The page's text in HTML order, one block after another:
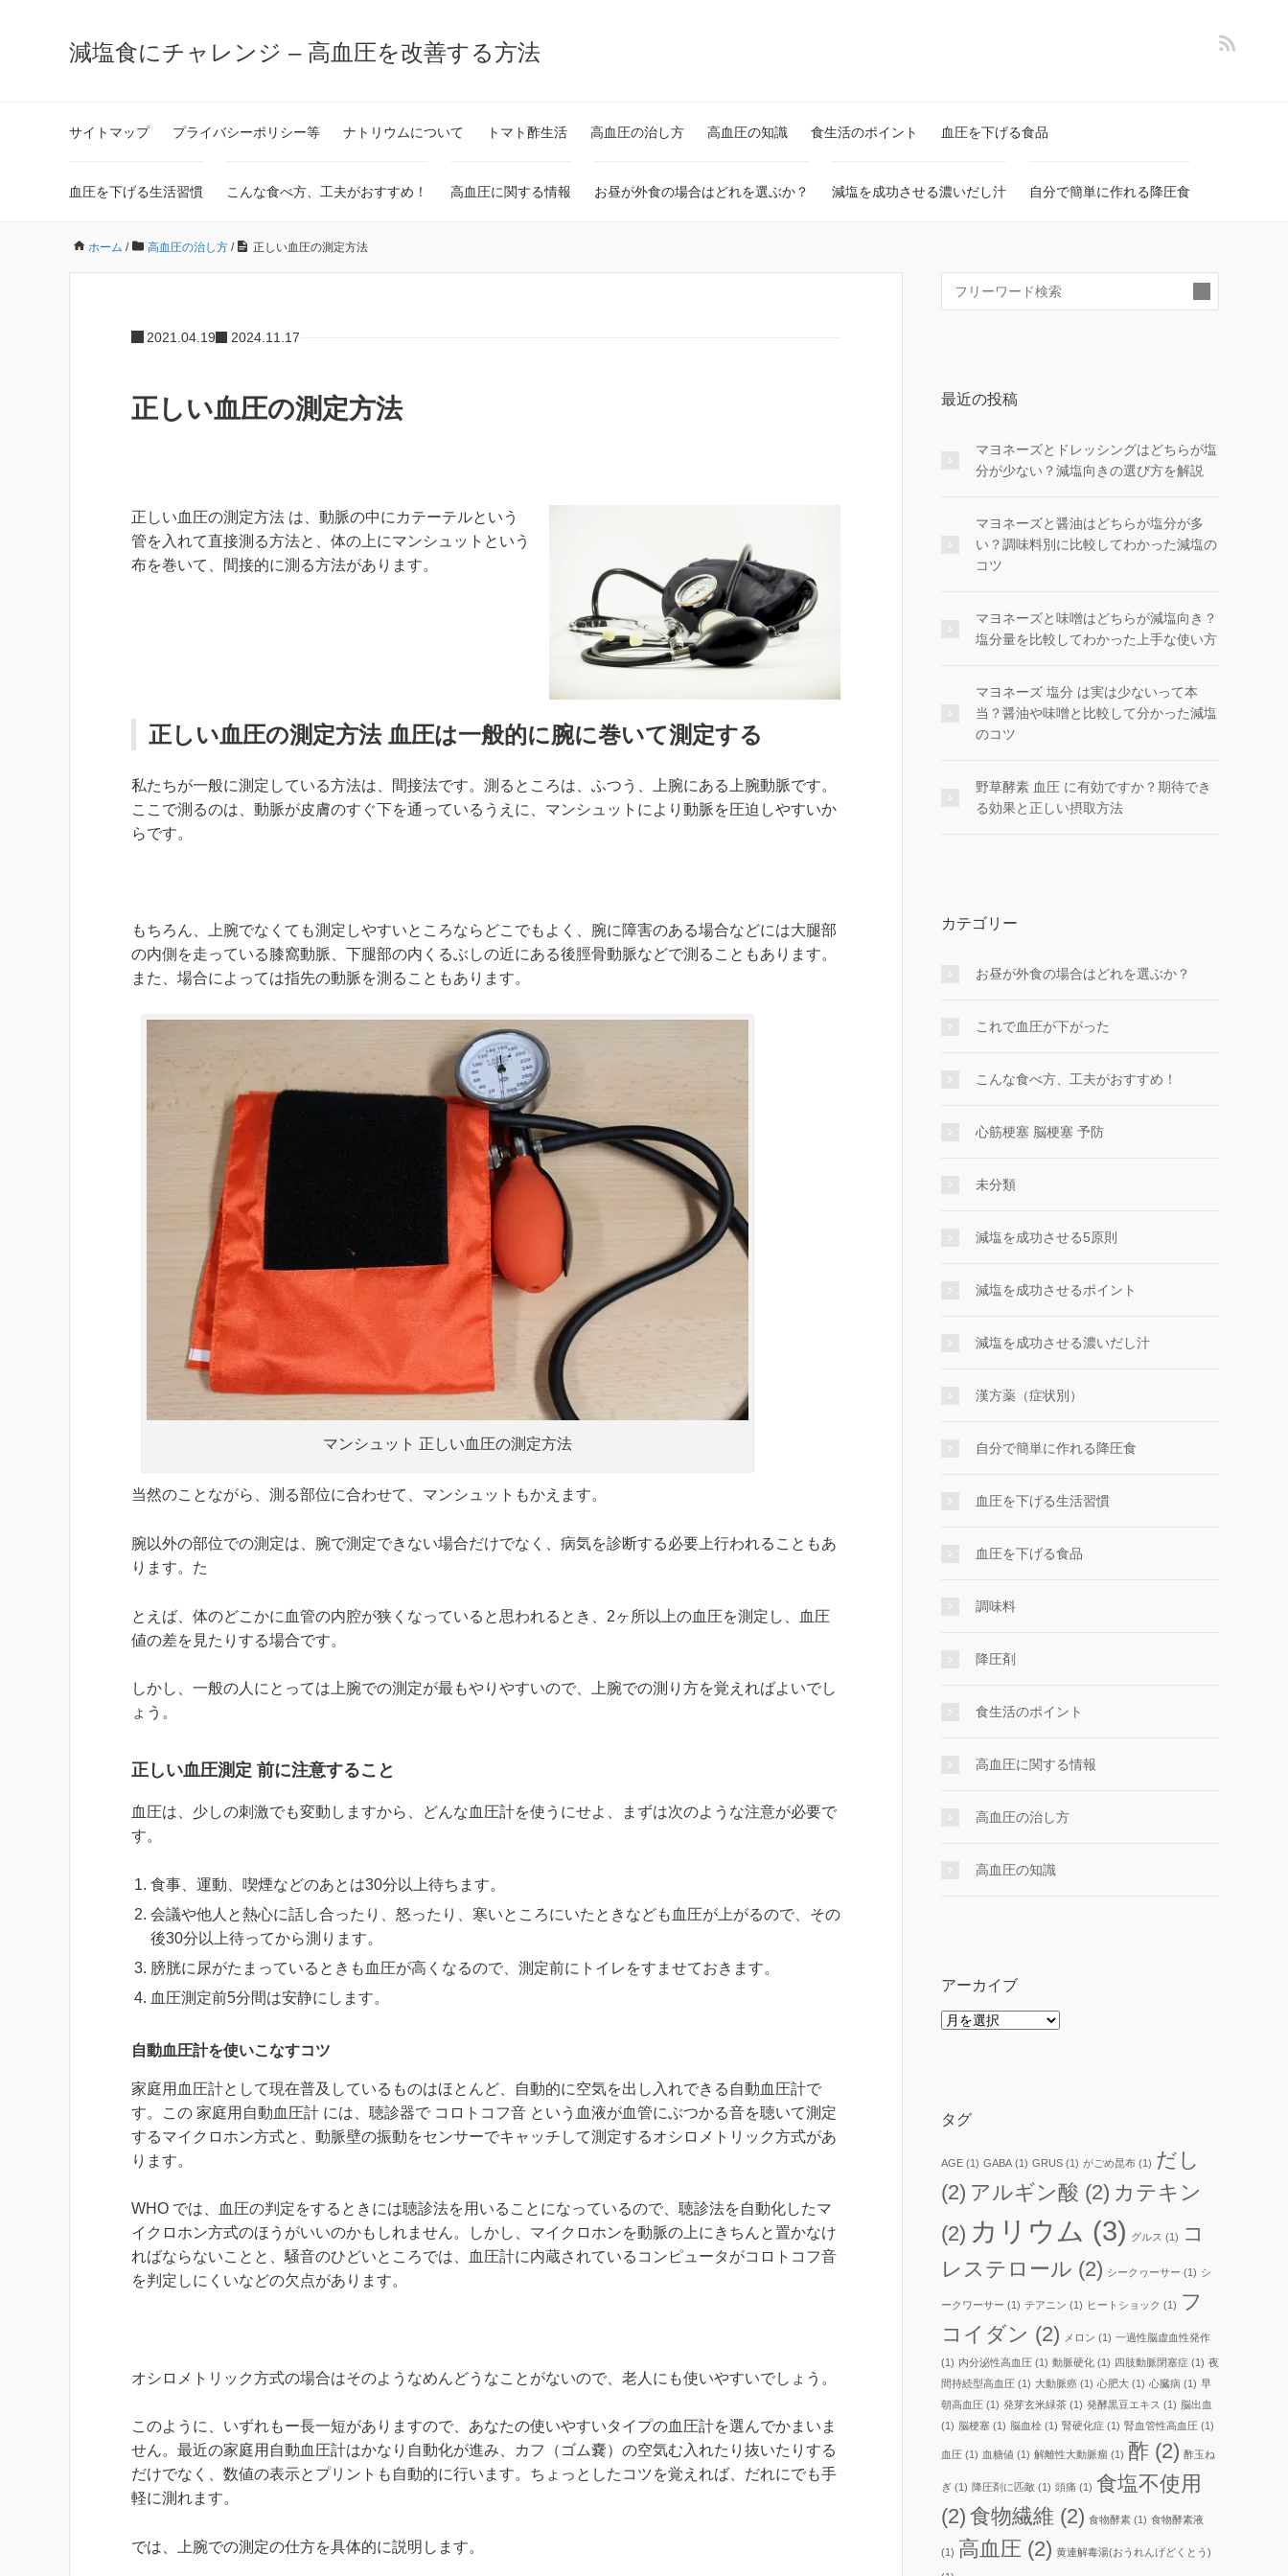
減塩食にチャレンジ – 高血圧を改善する方法
サイトマップ プライバシーポリシー等 ナトリウムについて トマト酢生活 高血圧の治し方 高血圧の知識 食生活のポイント 血圧を下げる食品
血圧を下げる生活習慣 こんな食べ方、工夫がおすすめ！ 高血圧に関する情報 お昼が外食の場合はどれを選ぶか？ 減塩を成功させる濃いだし汁 自分で簡単に作れる降圧食
ホーム / 高血圧の治し方 / 正しい血圧の測定方法
2021.04.19 2024.11.17
正しい血圧の測定方法
正しい血圧の測定方法 は、動脈の中にカテーテルという
管を入れて直接測る方法と、体の上にマンシュットという
布を巻いて、間接的に測る方法があります。
正しい血圧の測定方法 血圧は一般的に腕に巻いて測定する
私たちが一般に測定している方法は、間接法です。測るところは、ふつう、上腕にある上腕動脈です。
ここで測るのは、動脈が皮膚のすぐ下を通っているうえに、マンシュットにより動脈を圧迫しやすいか
らです。
もちろん、上腕でなくても測定しやすいところならどこでもよく、腕に障害のある場合などには大腿部
の内側を走っている膝窩動脈、下腿部の内くるぶしの近にある後脛骨動脈などで測ることもあります。
また、場合によっては指先の動脈を測ることもあります。
マンシュット 正しい血圧の測定方法
当然のことながら、測る部位に合わせて、マンシュットもかえます。
腕以外の部位での測定は、腕で測定できない場合だけでなく、病気を診断する必要上行われることもあ
ります。た
とえば、体のどこかに血管の内腔が狭くなっていると思われるとき、2ヶ所以上の血圧を測定し、血圧
値の差を見たりする場合です。
しかし、一般の人にとっては上腕での測定が最もやりやすいので、上腕での測り方を覚えればよいでし
ょう。
正しい血圧測定 前に注意すること
血圧は、少しの刺激でも変動しますから、どんな血圧計を使うにせよ、まずは次のような注意が必要で
す。
食事、運動、喫煙などのあとは30分以上待ちます。
会議や他人と熱心に話し合ったり、怒ったり、寒いところにいたときなども血圧が上がるので、その
後30分以上待ってから測ります。
膀胱に尿がたまっているときも血圧が高くなるので、測定前にトイレをすませておきます。
血圧測定前5分間は安静にします。
自動血圧計を使いこなすコツ
家庭用血圧計として現在普及しているものはほとんど、自動的に空気を出し入れできる自動血圧計で
す。この 家庭用自動血圧計 には、聴診器で コロトコフ音 という血液が血管にぶつかる音を聴いて測定
するマイクロホン方式と、動脈壁の振動をセンサーでキャッチして測定するオシロメトリック方式があ
ります。
WHO では、血圧の判定をするときには聴診法を用いることになっているので、聴診法を自動化したマ
イクロホン方式のほうがいいのかもしれません。しかし、マイクロホンを動脈の上にきちんと置かなけ
ればならないことと、騒音のひどいところでは、血圧計に内蔵されているコンピュータがコロトコフ音
を判定しにくいなどの欠点があります。
オシロメトリック方式の場合はそのようなめんどうなことがないので、老人にも使いやすいでしょう。
このように、いずれもー長一短がありますので、あなたの使いやすいタイプの血圧計を選んでかまいま
せん。最近の家庭用自動血圧計はかなり自動化が進み、カフ（ゴム嚢）の空気む入れたり抜いたりする
だけでなく、数値の表示とプリントも自動的に行います。ちょっとしたコツを覚えれば、だれにでも手
軽に測れます。
では、上腕での測定の仕方を具体的に説明します。
最近の投稿
マヨネーズとドレッシングはどちらが塩
分が少ない？減塩向きの選び方を解説
マヨネーズと醤油はどちらが塩分が多
い？調味料別に比較してわかった減塩の
コツ
マヨネーズと味噌はどちらが減塩向き？
塩分量を比較してわかった上手な使い方
マヨネーズ 塩分 は実は少ないって本
当？醤油や味噌と比較して分かった減塩
のコツ
野草酵素 血圧 に有効ですか？期待でき
る効果と正しい摂取方法
カテゴリー
お昼が外食の場合はどれを選ぶか？
これで血圧が下がった
こんな食べ方、工夫がおすすめ！
心筋梗塞 脳梗塞 予防
未分類
減塩を成功させる5原則
減塩を成功させるポイント
減塩を成功させる濃いだし汁
漢方薬（症状別）
自分で簡単に作れる降圧食
血圧を下げる生活習慣
血圧を下げる食品
調味料
降圧剤
食生活のポイント
高血圧に関する情報
高血圧の治し方
高血圧の知識
アーカイブ
ア
タグ
AGE (1) GABA (1) GRUS (1) がごめ昆布 (1) だし
(2) アルギン酸 (2) カテキン
(2) カリウム (3) グルス (1)
コ
レステロール (2) シークヮーサー (1) シ
ークワーサー (1) テアニン (1) ヒートショック (1) フ
コイダン (2) メロン (1) 一過性脳虚血性発作
(1) 内分泌性高血圧 (1) 動脈硬化 (1) 四肢動脈閉塞症 (1) 夜
間持続型高血圧 (1) 大動脈癌 (1) 心肥大 (1) 心臓病 (1) 早
朝高血圧 (1) 発芽玄米緑茶 (1) 発酵黒豆エキス (1) 脳出血
(1) 脳梗塞 (1) 脳血栓 (1) 腎硬化症 (1) 腎血管性高血圧 (1)
血圧 (1) 血糖値 (1) 解離性大動脈瘤 (1) 酢 (2) 酢玉ね
ぎ (1) 降圧剤に匹敵 (1) 頭痛 (1) 食塩不使用
(2) 食物繊維 (2) 食物酵素 (1) 食物酵素液
(1) 高血圧 (2) 黄連解毒湯(おうれんげどくとう)